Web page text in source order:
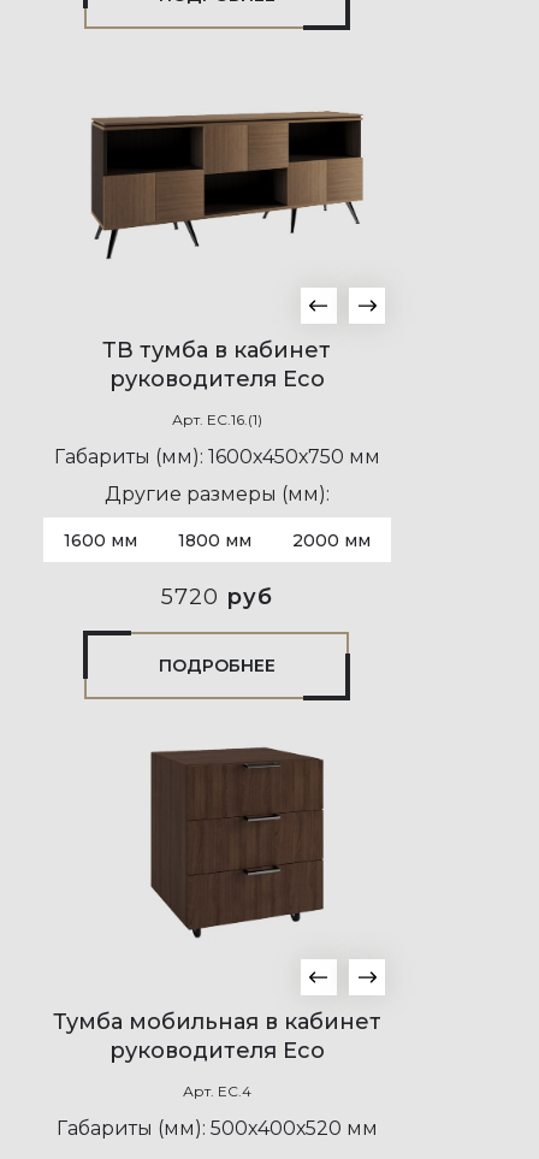
ТВ тумба в кабинет
руководителя Eco
Арт. EC.16.(1)
Габариты (мм): 1600х450х750 мм
Другие размеры (мм):
1600 мм 1800 мм 2000 мм
5720 руб
ПОДРОБНЕЕ
Тумба мобильная в кабинет
руководителя Eco
Арт. EC.4
Габариты (мм): 500х400х520 мм